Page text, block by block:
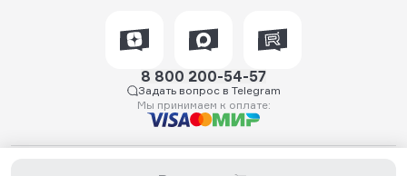
8 800 200-54-57
Задать вопрос в Telegram
Мы принимаем к оплате: